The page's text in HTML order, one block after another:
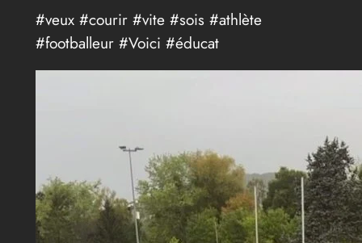
#veux #courir #vite #sois #athlète
#footballeur #Voici #éducat